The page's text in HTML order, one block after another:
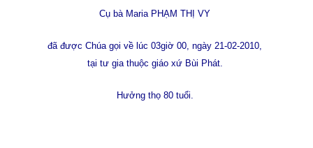
Cụ bà Maria PHẠM THỊ VY
đã được Chúa gọi về lúc 03giờ 00, ngày 21-02-2010,
tại tư gia thuộc giáo xứ Bùi Phát.
Hưởng thọ 80 tuổi.